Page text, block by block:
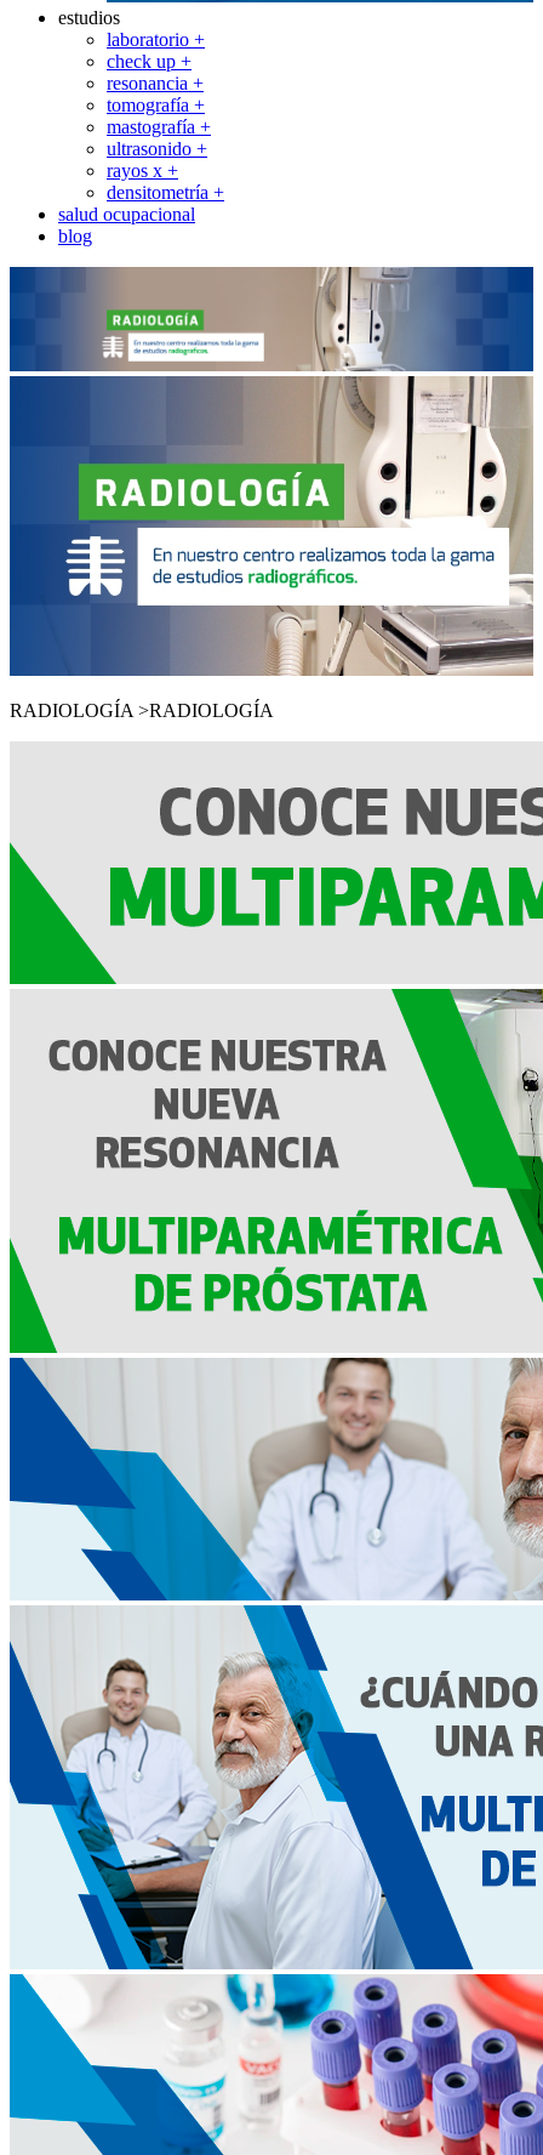
estudios
laboratorio +
check up +
resonancia +
tomografía +
mastografía +
ultrasonido +
rayos x +
densitometría +
salud ocupacional
blog
RADIOLOGÍA >RADIOLOGÍA